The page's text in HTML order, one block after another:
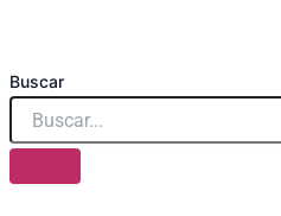
Buscar